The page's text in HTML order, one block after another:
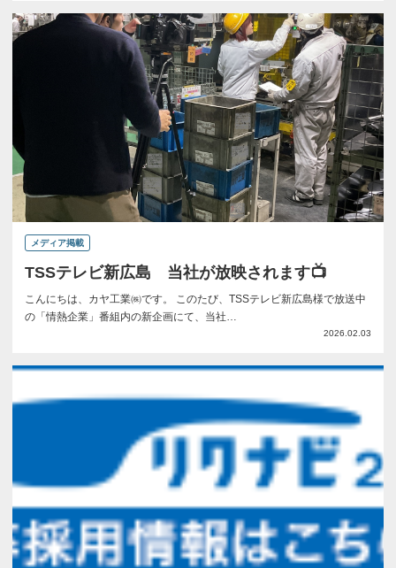
メディア掲載
TSSテレビ新広島 当社が放映されます📺
こんにちは、カヤ工業㈱です。 このたび、TSSテレビ新広島様で放送中
の「情熱企業」番組内の新企画にて、当社…
2026.02.03